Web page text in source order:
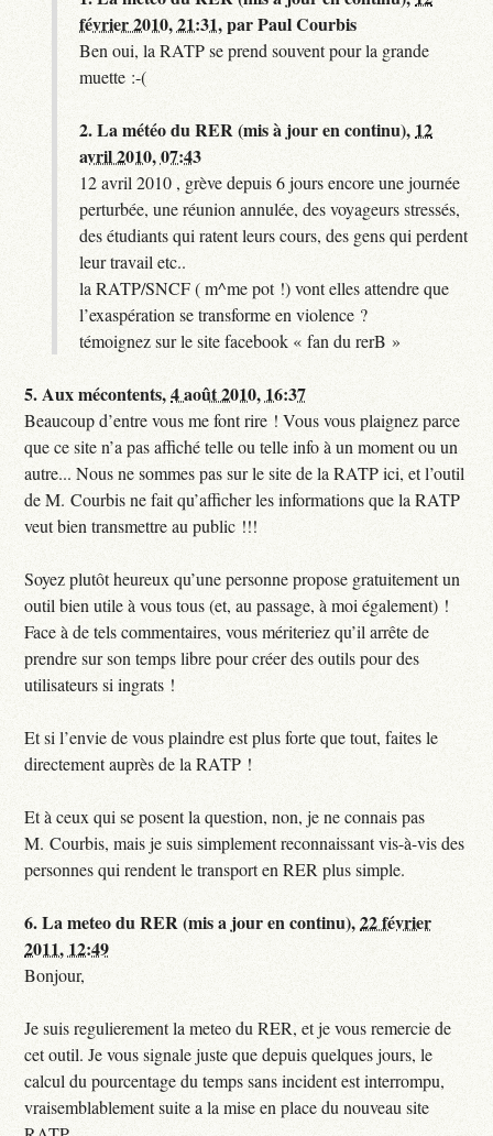
février 2010, 21:31,parPaul Courbis
Ben oui, la RATP se prend souvent pour la grande
muette :-(
2.La météo du RER (mis à jour en continu), 12
avril 2010, 07:43
12 avril 2010 , grève depuis 6 jours encore une journée
perturbée, une réunion annulée, des voyageurs stressés,
des étudiants qui ratent leurs cours, des gens qui perdent
leur travail etc..
la RATP/SNCF ( m^me pot !) vont elles attendre que
l’exaspération se transforme en violence ?
témoignez sur le site facebook « fan du rerB »
5.Aux mécontents,4 août 2010, 16:37
Beaucoup d’entre vous me font rire ! Vous vous plaignez parce
que ce site n’a pas affiché telle ou telle info à un moment ou un
autre... Nous ne sommes pas sur le site de la RATP ici, et l’outil
de M. Courbis ne fait qu’afficher les informations que la RATP
veut bien transmettre au public !!!
Soyez plutôt heureux qu’une personne propose gratuitement un
outil bien utile à vous tous (et, au passage, à moi également) !
Face à de tels commentaires, vous mériteriez qu’il arrête de
prendre sur son temps libre pour créer des outils pour des
utilisateurs si ingrats !
Et si l’envie de vous plaindre est plus forte que tout, faites le
directement auprès de la RATP !
Et à ceux qui se posent la question, non, je ne connais pas
M. Courbis, mais je suis simplement reconnaissant vis-à-vis des
personnes qui rendent le transport en RER plus simple.
6.La meteo du RER (mis a jour en continu),22 février
2011, 12:49
Bonjour,
Je suis regulierement la meteo du RER, et je vous remercie de
cet outil. Je vous signale juste que depuis quelques jours, le
calcul du pourcentage du temps sans incident est interrompu,
vraisemblablement suite a la mise en place du nouveau site